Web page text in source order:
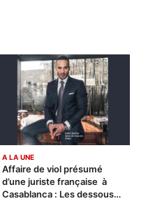
A LA UNE
Affaire de viol présumé
d’une juriste française à
Casablanca : Les dessous